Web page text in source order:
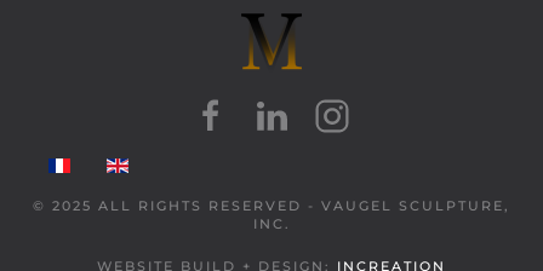
© 2025 ALL RIGHTS RESERVED - VAUGEL SCULPTURE,
INC.
WEBSITE BUILD + DESIGN: INCREATION